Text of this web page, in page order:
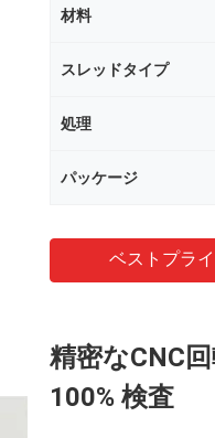
材料
スレッドタイプ
処理
パッケージ
ベストプラ
精密なCNC
100% 検査